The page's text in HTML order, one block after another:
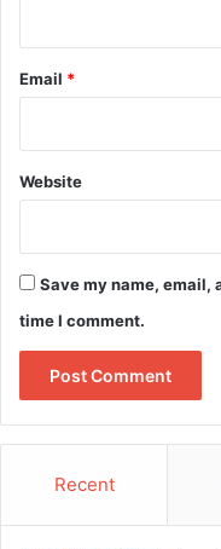
Email *
Website
Save my name, email,
time I comment.
Recent